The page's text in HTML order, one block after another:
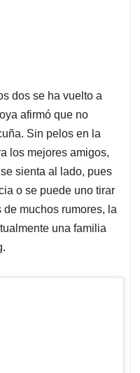
dos se ha vuelto a
afirmó que no
Sin pelos en la
los mejores amigos,
sienta al lado, pues
o se puede uno tirar
de muchos rumores, la
una familia